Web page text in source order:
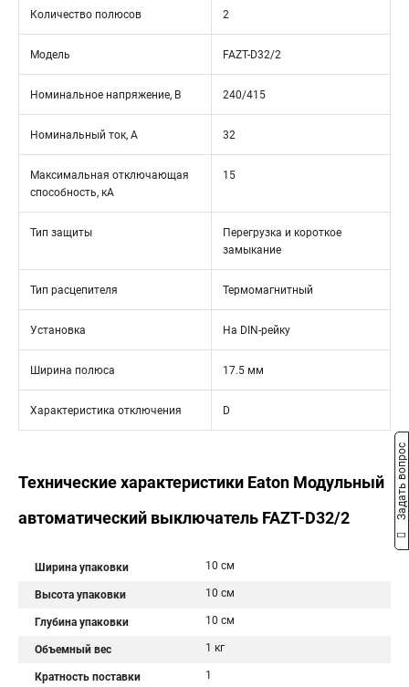
Количество полюсов 2
Модель FAZT-D32/2
Номинальное напряжение, В 240/415
Номинальный ток, А 32
Максимальная отключающая
способность, кА
15
Тип защиты
Перегрузка и короткое
замыкание
Тип расцепителя Термомагнитный
Установка На DIN-рейку
Ширина полюса 17.5 мм
Характеристика отключения D
Технические характеристики Eaton Модульный
автоматический выключатель FAZT-D32/2
Ширина упаковки 10 см
Высота упаковки 10 см
Глубина упаковки 10 см
Объемный вес 1 кг
Кратность поставки 1
Задать вопрос